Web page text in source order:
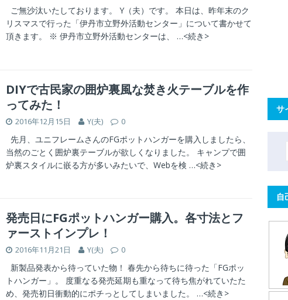
ご無沙汰いたしております。 Y（夫）です。 本日は、昨年末のク
リスマスで行った「伊丹市立野外活動センター」について書かせて
頂きます。 ※ 伊丹市立野外活動センターは、 …<続き>
DIYで古民家の囲炉裏風な焚き火テーブルを作
ってみた！
2016年12月15日 Y(夫) 0
先月、ユニフレームさんのFGポットハンガーを購入しましたら、
当然のごとく囲炉裏テーブルが欲しくなりました。 キャンプで囲
炉裏スタイルに嵌る方が多いみたいで、Webを検 …<続き>
発売日にFGポットハンガー購入。各寸法とフ
ァーストインプレ！
2016年11月21日 Y(夫) 0
新製品発表から待っていた物！ 春先から待ちに待った「FGポッ
トハンガー」。 度重なる発売延期も重なって待ち焦がれていたた
め、発売初日衝動的にポチっとしてしまいました。 …<続き>
サ
自